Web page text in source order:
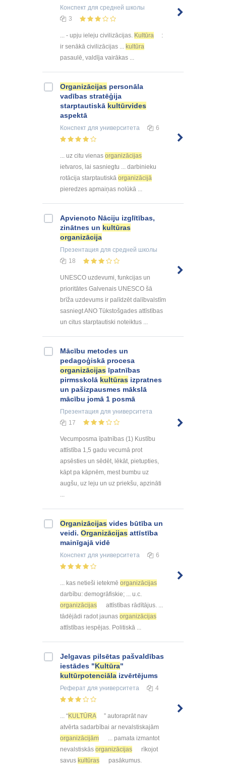
Конспект для средней школы
3
... - upju ieleju civilizācijas. Kultūra
:
ir senākā civilizācijas ... kultūra
pasaulē, valdīja vairākas ...
Organizācijas personāla
vadības stratēģija
starptautiskā kultūrvides
aspektā
Конспект для университета 6
... uz citu vienas organizācijas
ietvaros, lai sasniegtu ... darbinieku
rotācija starptautiskā organizācijā
pieredzes apmaiņas nolūkā ...
Apvienoto Nāciju izglītības,
zinātnes un kultūras
organizācija
Презентация для средней школы
18
UNESCO uzdevumi, funkcijas un
prioritātes Galvenais UNESCO šā
brīža uzdevums ir palīdzēt dalībvalstīm
sasniegt ANO Tūkstošgades attīstības
un citus starptautiski noteiktus ...
Mācību metodes un
pedagoģiskā procesa
organizācijasīpatnības
pirmsskolā kultūras izpratnes
un pašizpausmes mākslā
mācību jomā 1 posmā
Презентация для университета
17
Vecumposma īpatnības (1) Kustību
attīstība 1,5 gadu vecumā prot
apsēsties un sēdēt, lēkāt, pietupties,
kāpt pa kāpnēm, mest bumbu uz
augšu, uz leju un uz priekšu, apzināti
...
Organizācijas vides būtība un
veidi. Organizācijas attīstība
mainīgajā vidē
Конспект для университета 6
... kas netieši ietekmē organizācijas
darbību: demogrāfiskie; ... u.c.
organizācijas
attīstības rādītājus. ...
tādējādi radot jaunas organizācijas
attīstības iespējas. Politiskā ...
Jelgavas pilsētas pašvaldības
iestādes "Kultūra"
kultūrpotenciāla izvērtējums
Реферат для университета 4
... “KULTŪRA
” autoraprāt nav
atvērta sadarbībai ar nevalstiskajām
organizācijām
... pamata izmantot
nevalstiskās organizācijas
rīkojot
savus kultūras pasākumus.